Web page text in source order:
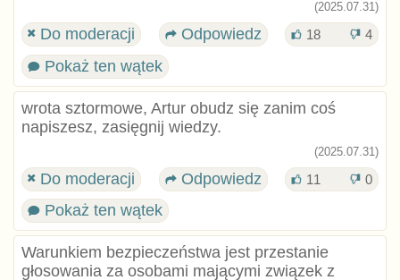
(2025.07.31)
Do moderacji Odpowiedz 18 4
Pokaż ten wątek
wrota sztormowe, Artur obudz się zanim coś
napiszesz, zasięgnij wiedzy.
(2025.07.31)
Do moderacji Odpowiedz 11 0
Pokaż ten wątek
Warunkiem bezpieczeństwa jest przestanie
głosowania za osobami mającymi związek z